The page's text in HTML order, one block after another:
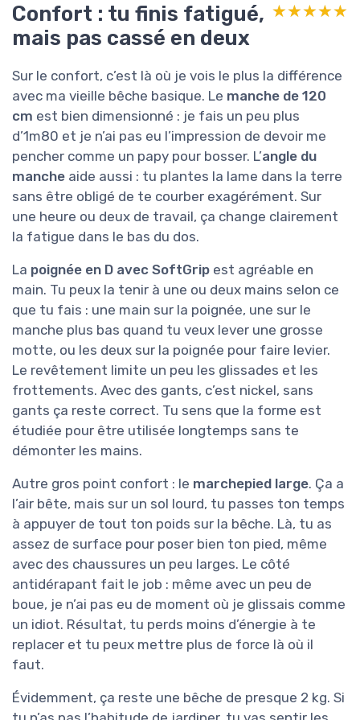
Confort : tu finis fatigué,
mais pas cassé en deux
★★★★★
★★★★★
Sur le confort, c’est là où je vois le plus la différence
avec ma vieille bêche basique. Le manche de 120
cm est bien dimensionné : je fais un peu plus
d’1m80 et je n’ai pas eu l’impression de devoir me
pencher comme un papy pour bosser. L’angle du
manche aide aussi : tu plantes la lame dans la terre
sans être obligé de te courber exagérément. Sur
une heure ou deux de travail, ça change clairement
la fatigue dans le bas du dos.
La poignée en D avec SoftGrip est agréable en
main. Tu peux la tenir à une ou deux mains selon ce
que tu fais : une main sur la poignée, une sur le
manche plus bas quand tu veux lever une grosse
motte, ou les deux sur la poignée pour faire levier.
Le revêtement limite un peu les glissades et les
frottements. Avec des gants, c’est nickel, sans
gants ça reste correct. Tu sens que la forme est
étudiée pour être utilisée longtemps sans te
démonter les mains.
Autre gros point confort : le marchepied large. Ça a
l’air bête, mais sur un sol lourd, tu passes ton temps
à appuyer de tout ton poids sur la bêche. Là, tu as
assez de surface pour poser bien ton pied, même
avec des chaussures un peu larges. Le côté
antidérapant fait le job : même avec un peu de
boue, je n’ai pas eu de moment où je glissais comme
un idiot. Résultat, tu perds moins d’énergie à te
replacer et tu peux mettre plus de force là où il
faut.
Évidemment, ça reste une bêche de presque 2 kg. Si